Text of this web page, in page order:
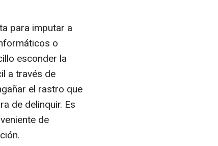
para imputar a
o
esconder la
a través de
el rastro que
de delinquir. Es
de